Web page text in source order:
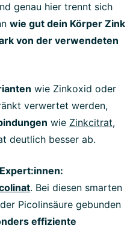
genau hier trennt sich
wie gut dein Körper Zink
von der verwendeten
wie Zinkoxid oder
verwertet werden,
wie Zinkcitrat,
deutlich besser ab.
. Bei diesen smarten
Picolinsäure gebunden
effiziente